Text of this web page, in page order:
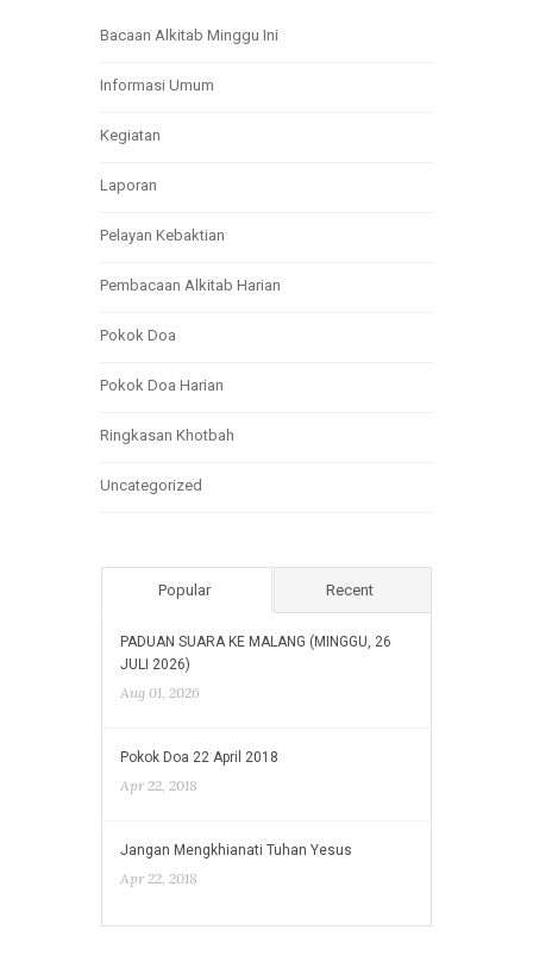
Bacaan Alkitab Minggu Ini
Informasi Umum
Kegiatan
Laporan
Pelayan Kebaktian
Pembacaan Alkitab Harian
Pokok Doa
Pokok Doa Harian
Ringkasan Khotbah
Uncategorized
Popular Recent
PADUAN SUARA KE MALANG (MINGGU, 26
JULI 2026)
Aug 01, 2026
Pokok Doa 22 April 2018
Apr 22, 2018
Jangan Mengkhianati Tuhan Yesus
Apr 22, 2018